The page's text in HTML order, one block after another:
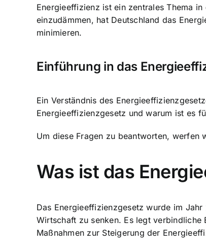
Energieeffizienz ist ein zentrales Thema in
einzudämmen, hat Deutschland das
minimieren.
Einführung in das
Ein Verständnis des
Energieeffizienzgesetz und warum ist es
Um diese Fragen zu beantworten, werfen
Was ist das
Das Energieeffizienzgesetz wurde im
Wirtschaft zu senken. Es legt
Maßnahmen zur Steigerung der